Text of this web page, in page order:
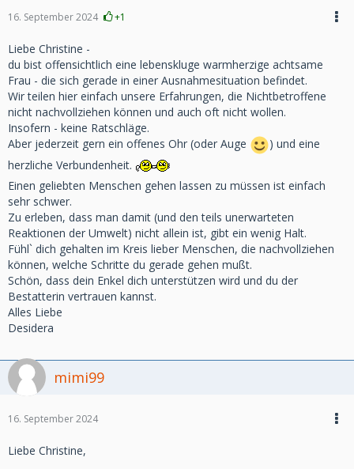
16. September 2024 +1
Liebe Christine -
du bist offensichtlich eine lebenskluge warmherzige achtsame
Frau - die sich gerade in einer Ausnahmesituation befindet.
Wir teilen hier einfach unsere Erfahrungen, die Nichtbetroffene
nicht nachvollziehen können und auch oft nicht wollen.
Insofern - keine Ratschläge.
Aber jederzeit gern ein offenes Ohr (oder Auge
) und eine
herzliche Verbundenheit.
Einen geliebten Menschen gehen lassen zu müssen ist einfach
sehr schwer.
Zu erleben, dass man damit (und den teils unerwarteten
Reaktionen der Umwelt) nicht allein ist, gibt ein wenig Halt.
Fühl` dich gehalten im Kreis lieber Menschen, die nachvollziehen
können, welche Schritte du gerade gehen mußt.
Schön, dass dein Enkel dich unterstützen wird und du der
Bestatterin vertrauen kannst.
Alles Liebe
Desidera
mimi99
16. September 2024
Liebe Christine,